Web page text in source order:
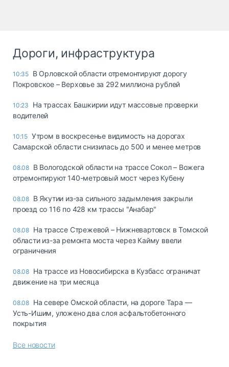
Дороги, инфраструктура
10:35 В Орловской области отремонтируют дорогу
Покровское – Верховье за 292 миллиона рублей
10:23
На трассах Башкирии идут массовые проверки
водителей
10:15 Утром в воскресенье видимость на дорогах
Самарской области снизилась до 500 и менее метров
08.08 В Вологодской области на трассе Сокол – Вожега
отремонтируют 140-метровый мост через Кубену
08.08 В Якутии из-за сильного задымления закрыли
проезд со 116 по 428 км трассы "Анабар"
08.08 На трассе Стрежевой – Нижневартовск в Томской
области из-за ремонта моста через Кайму ввели
ограничения
08.08 На трассе из Новосибирска в Кузбасс ограничат
движение на три месяца
08.08 На севере Омской области, на дороге Тара —
Усть-Ишим, уложено два слоя асфальтобетонного
покрытия
Все новости